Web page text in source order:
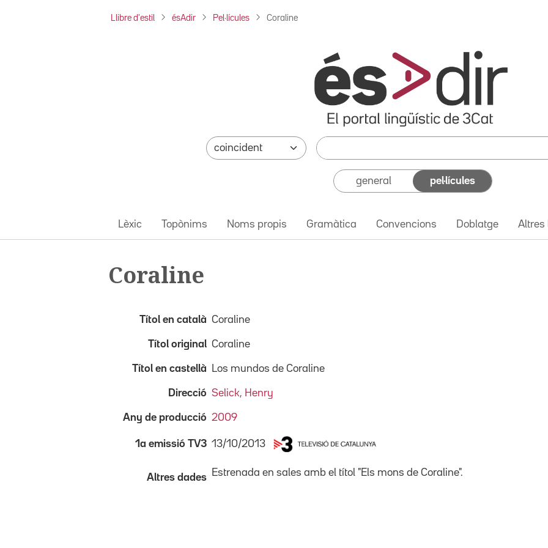
Llibre d'estil ésAdir Pel·lícules Coraline
general pel·lícules
Lèxic Topònims Noms propis Gramàtica Convencions Doblatge Altres
Coraline
Títol en català Coraline
Títol original Coraline
Títol en castellà Los mundos de Coraline
Direcció Selick, Henry
Any de producció 2009
1a emissió TV3 13/10/2013
Altres dades Estrenada en sales amb el títol "Els mons de Coraline".